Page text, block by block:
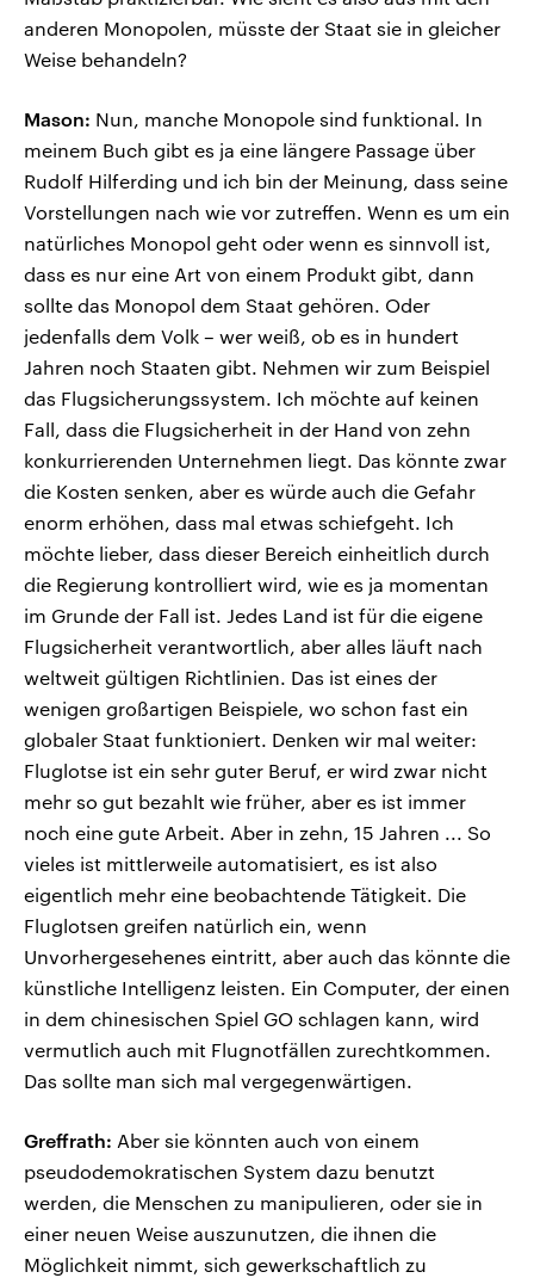
anderen Monopolen, müsste der Staat sie in gleicher
Weise behandeln?
Mason: Nun, manche Monopole sind funktional. In
meinem Buch gibt es ja eine längere Passage über
Rudolf Hilferding und ich bin der Meinung, dass seine
Vorstellungen nach wie vor zutreffen. Wenn es um ein
natürliches Monopol geht oder wenn es sinnvoll ist,
dass es nur eine Art von einem Produkt gibt, dann
sollte das Monopol dem Staat gehören. Oder
jedenfalls dem Volk – wer weiß, ob es in hundert
Jahren noch Staaten gibt. Nehmen wir zum Beispiel
das Flugsicherungssystem. Ich möchte auf keinen
Fall, dass die Flugsicherheit in der Hand von zehn
konkurrierenden Unternehmen liegt. Das könnte zwar
die Kosten senken, aber es würde auch die Gefahr
enorm erhöhen, dass mal etwas schiefgeht. Ich
möchte lieber, dass dieser Bereich einheitlich durch
die Regierung kontrolliert wird, wie es ja momentan
im Grunde der Fall ist. Jedes Land ist für die eigene
Flugsicherheit verantwortlich, aber alles läuft nach
weltweit gültigen Richtlinien. Das ist eines der
wenigen großartigen Beispiele, wo schon fast ein
globaler Staat funktioniert. Denken wir mal weiter:
Fluglotse ist ein sehr guter Beruf, er wird zwar nicht
mehr so gut bezahlt wie früher, aber es ist immer
noch eine gute Arbeit. Aber in zehn, 15 Jahren ... So
vieles ist mittlerweile automatisiert, es ist also
eigentlich mehr eine beobachtende Tätigkeit. Die
Fluglotsen greifen natürlich ein, wenn
Unvorhergesehenes eintritt, aber auch das könnte die
künstliche Intelligenz leisten. Ein Computer, der einen
in dem chinesischen Spiel GO schlagen kann, wird
vermutlich auch mit Flugnotfällen zurechtkommen.
Das sollte man sich mal vergegenwärtigen.
Greffrath: Aber sie könnten auch von einem
pseudodemokratischen System dazu benutzt
werden, die Menschen zu manipulieren, oder sie in
einer neuen Weise auszunutzen, die ihnen die
Möglichkeit nimmt, sich gewerkschaftlich zu